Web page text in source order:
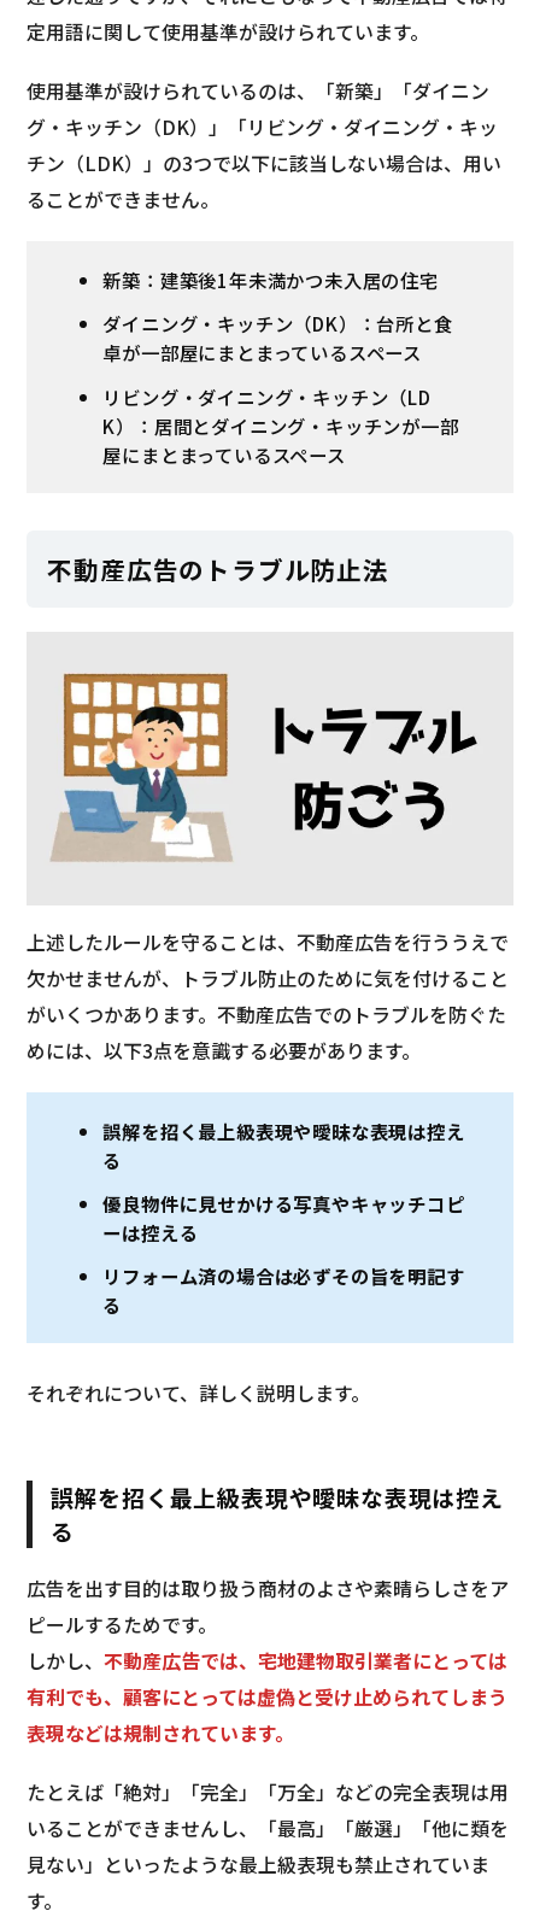
定用語に関して使用基準が設けられています。
使用基準が設けられているのは、「新築」「ダイニン
グ・キッチン（DK）」「リビング・ダイニング・キッ
チン（LDK）」の3つで以下に該当しない場合は、用い
ることができません。
新築：建築後1年未満かつ未入居の住宅
ダイニング・キッチン（DK）：台所と食
卓が一部屋にまとまっているスペース
リビング・ダイニング・キッチン（LD
K）：居間とダイニング・キッチンが一部
屋にまとまっているスペース
不動産広告のトラブル防止法
上述したルールを守ることは、不動産広告を行ううえで
欠かせませんが、トラブル防止のために気を付けること
がいくつかあります。不動産広告でのトラブルを防ぐた
めには、以下3点を意識する必要があります。
誤解を招く最上級表現や曖昧な表現は控え
る
優良物件に見せかける写真やキャッチコピ
ーは控える
リフォーム済の場合は必ずその旨を明記す
る
それぞれについて、詳しく説明します。
誤解を招く最上級表現や曖昧な表現は控え
る
広告を出す目的は取り扱う商材のよさや素晴らしさをア
ピールするためです。
しかし、不動産広告では、宅地建物取引業者にとっては
有利でも、顧客にとっては虚偽と受け止められてしまう
表現などは規制されています。
たとえば「絶対」「完全」「万全」などの完全表現は用
いることができませんし、「最高」「厳選」「他に類を
見ない」といったような最上級表現も禁止されていま
す。